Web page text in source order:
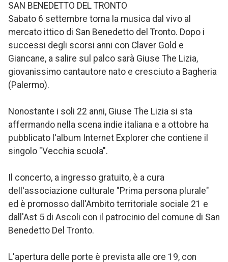
SAN BENEDETTO DEL TRONTO
Sabato 6 settembre torna la musica dal vivo al
mercato ittico di San Benedetto del Tronto. Dopo i
successi degli scorsi anni con Claver Gold e
Giancane, a salire sul palco sarà Giuse The Lizia,
giovanissimo cantautore nato e cresciuto a Bagheria
(Palermo).
Nonostante i soli 22 anni, Giuse The Lizia si sta
affermando nella scena indie italiana e a ottobre ha
pubblicato l'album Internet Explorer che contiene il
singolo "Vecchia scuola".
Il concerto, a ingresso gratuito, è a cura
dell'associazione culturale "Prima persona plurale"
ed è promosso dall'Ambito territoriale sociale 21 e
dall'Ast 5 di Ascoli con il patrocinio del comune di San
Benedetto Del Tronto.
L'apertura delle porte è prevista alle ore 19, con